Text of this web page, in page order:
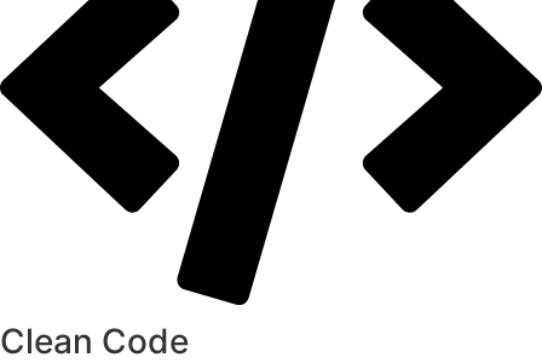
Clean Code